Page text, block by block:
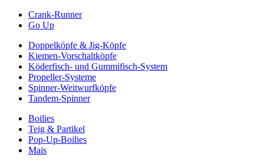
Crank-Runner
Go Up
Doppelköpfe & Jig-Köpfe
Kiemen-Vorschaltköpfe
Köderfisch- und Gummifisch-System
Propeller-Systeme
Spinner-Weitwurfköpfe
Tandem-Spinner
Boilies
Teig & Partikel
Pop-Up-Boilies
Mais